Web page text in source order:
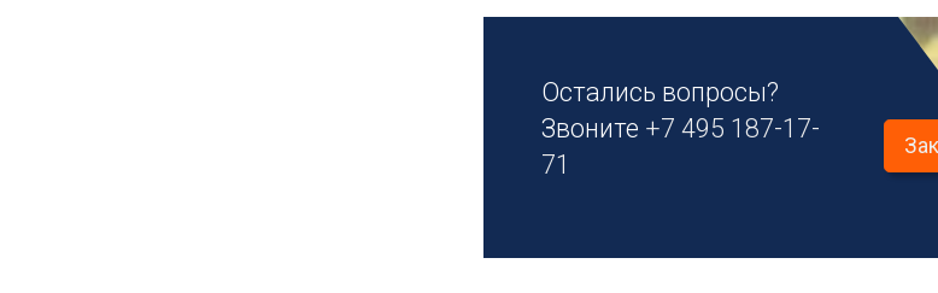
Остались вопросы?
Звоните +7 495 187-17-
71